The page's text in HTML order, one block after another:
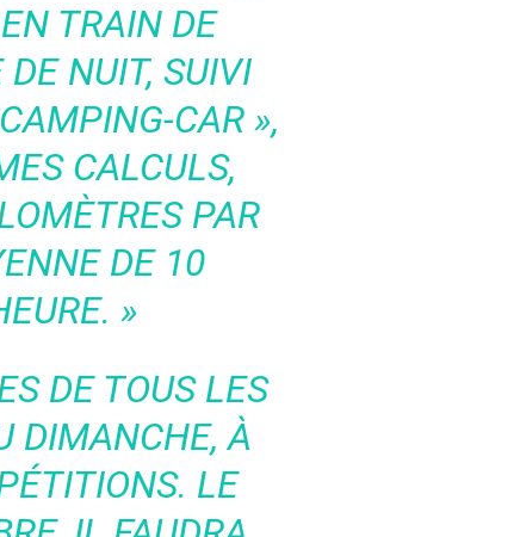
TRAIN DE
NUIT, SUIVI
CAR »,
CALCULS,
PAR
DE 10
»
DE TOUS LES
DIMANCHE, À
LE